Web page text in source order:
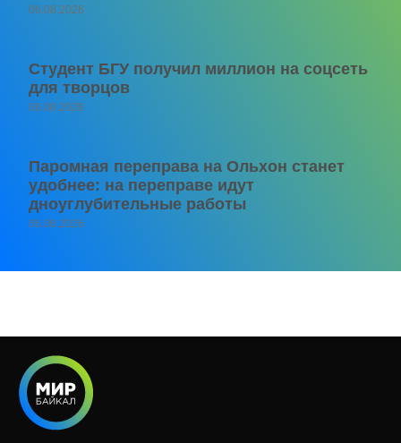
06.08.2026
Студент БГУ получил миллион на соцсеть
для творцов
06.08.2026
Паромная переправа на Ольхон станет
удобнее: на переправе идут
дноуглубительные работы
06.08.2026